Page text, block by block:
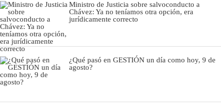
Ministro de Justicia sobre salvoconducto a
Chávez: Ya no teníamos otra opción, era
jurídicamente correcto
¿Qué pasó en GESTIÓN un día como hoy, 9 de
agosto?